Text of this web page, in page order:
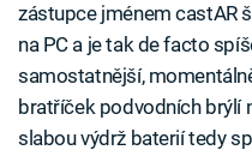
zástupce jménem castAR
na PC a je tak de facto
samostatnější,
bratříček podvodních brýlí
slabou výdrž baterií tedy